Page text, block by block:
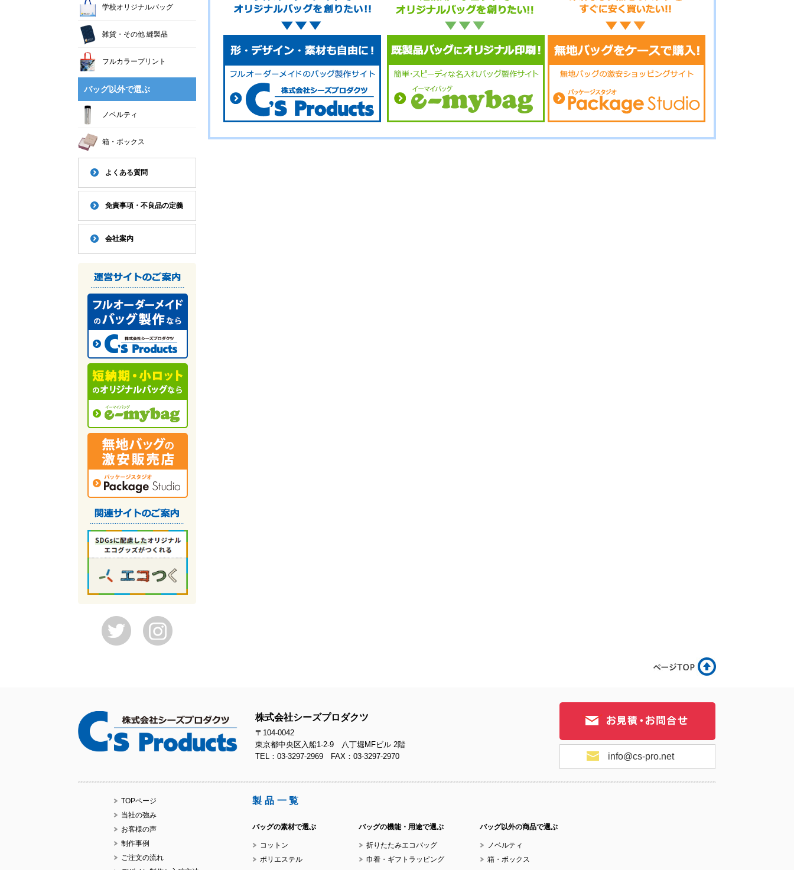
No.02-099 No.02-098 No.02-097
No.2-071 No.2-070
No.2-069
学校オリジナルバッグ
雑貨・その他 縫製品
フルカラープリント
バッグ以外で選ぶ
ノベルティ
箱・ボックス
よくある質問
免責事項・不良品の定義
会社案内
株式会社シーズプロダクツ
〒104-0042
東京都中央区入船1-2-9 八丁堀MFビル 2階
TEL：03-3297-2969 FAX：03-3297-2970
info@cs-pro.net
TOPページ
当社の強み
お客様の声
制作事例
ご注文の流れ
製品一覧
バッグの素材で選ぶ
コットン
ポリエステル
バッグの機能・用途で選ぶ
折りたたみエコバッグ
巾着・ギフトラッピング
バッグ以外の商品で選ぶ
ノベルティ
箱・ボックス